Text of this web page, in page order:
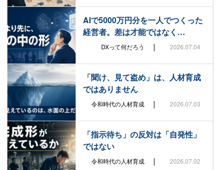
AIで5000万円分を一人でつくった
経営者。差は才能ではなく…
DXって何だろう | 2026.07.04
「聞け、見て盗め」は、人材育成
ではありません
令和時代の人材育成 | 2026.07.03
「指示待ち」の反対は「自発性」
ではない
令和時代の人材育成 | 2026.07.02